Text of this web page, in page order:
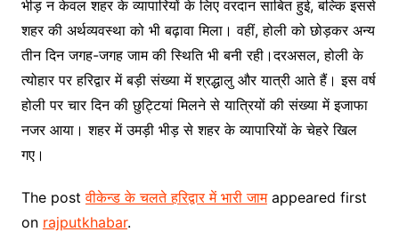
भीड़ न केवल शहर के व्यापारियों के लिए वरदान साबित हुई, बल्कि इससे
शहर की अर्थव्यवस्था को भी बढ़ावा मिला। वहीं, होली को छोड़कर अन्य
तीन दिन जगह-जगह जाम की स्थिति भी बनी रही।दरअसल, होली के
त्योहार पर हरिद्वार में बड़ी संख्या में श्रद्धालु और यात्री आते हैं। इस वर्ष
होली पर चार दिन की छुट्टियां मिलने से यात्रियों की संख्या में इजाफा
नजर आया। शहर में उमड़ी भीड़ से शहर के व्यापारियों के चेहरे खिल
गए।
The postवीकेन्ड के चलते हरिद्वार में भारी जामappeared first
on rajputkhabar.